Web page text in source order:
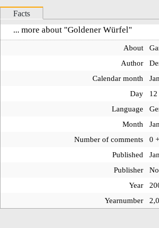
Facts
... more about "Goldener Würfel"
About
Author
Calendar month
Day
Language
Month
Number of comments
0+
Published
Publisher
Year
Yearnumber